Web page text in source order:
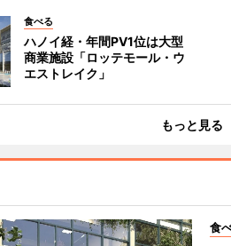
食べる
ハノイ経・年間PV1位は大型
商業施設「ロッテモール・ウ
エストレイク」
もっと見る
食